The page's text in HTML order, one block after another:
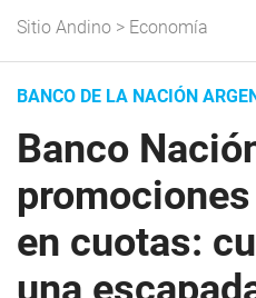
Sitio Andino > Economía
BANCO DE LA NACIÓN
Banco
en cuotas: